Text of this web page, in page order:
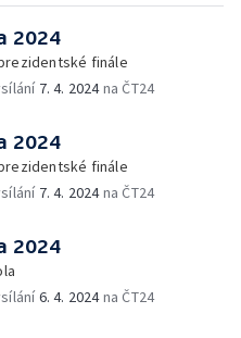
2024
finále
7. 4. 2024na ČT24
2024
finále
7. 4. 2024na ČT24
2024
6. 4. 2024na ČT24